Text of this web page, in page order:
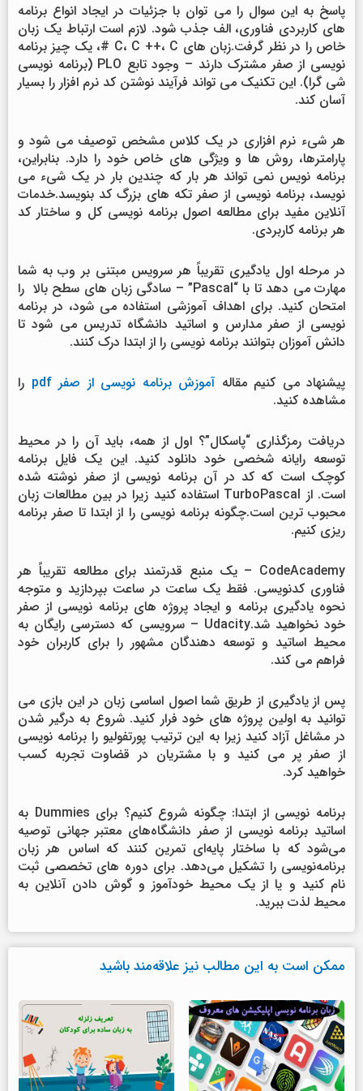
پاسخ به این سوال را می توان با جزئیات در ایجاد انواع برنامه
های کاربردی فناوری، الف جذب شود. لازم است ارتباط یک زبان
خاص را در نظر گرفت.زبان های C، C ++، C #، یک چیز برنامه
نویسی از صفر مشترک دارند – وجود تابع PLO (برنامه نویسی
شی گرا). این تکنیک می تواند فرآیند نوشتن کد نرم افزار را بسیار
آسان کند.
هر شیء نرم افزاری در یک کلاس مشخص توصیف می شود و
پارامترها، روش ها و ویژگی های خاص خود را دارد. بنابراین،
برنامه نویس نمی تواند هر بار که چندین بار در یک شیء می
نویسد، برنامه نویسی از صفر تکه های بزرگ کد بنویسد.خدمات
آنلاین مفید برای مطالعه اصول برنامه نویسی کل و ساختار کد
هر برنامه کاربردی.
در مرحله اول یادگیری تقریباً هر سرویس مبتنی بر وب به شما
مهارت می دهد تا با “Pascal” – سادگی زبان های سطح بالا را
امتحان کنید. برای اهداف آموزشی استفاده می شود، در برنامه
نویسی از صفر مدارس و اساتید دانشگاه تدریس می شود تا
دانش آموزان بتوانند برنامه نویسی را از ابتدا درک کنند.
پیشنهاد می کنیم مقالهآموزش برنامه نویسی از صفر pdf
را
مشاهده کنید.
دریافت رمزگذاری “پاسکال”؟ اول از همه، باید آن را در محیط
توسعه رایانه شخصی خود دانلود کنید. این یک فایل برنامه
کوچک است که کد در آن برنامه نویسی از صفر نوشته شده
است. از TurboPascal استفاده کنید زیرا در بین مطالعات زبان
محبوب ترین است.چگونه برنامه نویسی را از ابتدا تا صفر برنامه
ریزی کنیم.
CodeAcademy – یک منبع قدرتمند برای مطالعه تقریباً هر
فناوری کدنویسی. فقط یک ساعت در ساعت بپردازید و متوجه
نحوه یادگیری برنامه و ایجاد پروژه های برنامه نویسی از صفر
خود نخواهید شد.Udacity – سرویسی که دسترسی رایگان به
محیط اساتید و توسعه دهندگان مشهور را برای کاربران خود
فراهم می کند.
پس از یادگیری از طریق شما اصول اساسی زبان در این بازی می
توانید به اولین پروژه های خود فرار کنید. شروع به درگیر شدن
در مشاغل آزاد کنید زیرا به این ترتیب پورتفولیو را برنامه نویسی
از صفر پر می کنید و با مشتریان در قضاوت تجربه کسب
خواهید کرد.
برنامه نویسی از ابتدا: چگونه شروع کنیم؟ برای Dummies به
اساتید برنامه نویسی از صفر دانشگاه‌های معتبر جهانی توصیه
می‌شود که با ساختار پایه‌ای تمرین کنند که اساس هر زبان
برنامه‌نویسی را تشکیل می‌دهد. برای دوره های تخصصی ثبت
نام کنید و یا از یک محیط خودآموز و گوش دادن آنلاین به
محیط لذت ببرید.
ممکن است به این مطالب نیز علاقه‌مند باشید